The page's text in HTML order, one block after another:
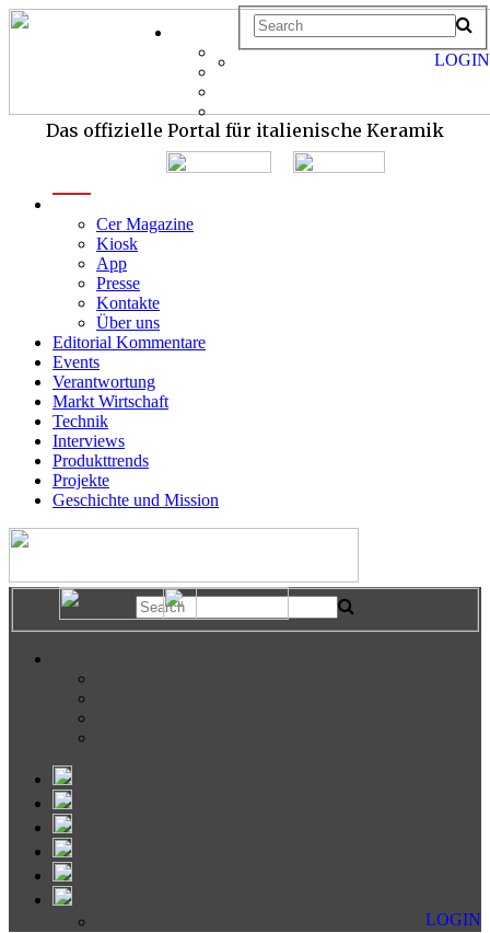
Das offizielle Portal für italienische Keramik
Cer Magazine
Kiosk
App
Presse
Kontakte
Über uns
Editorial Kommentare
Events
Verantwortung
Markt Wirtschaft
Technik
Interviews
Produkttrends
Projekte
Geschichte und Mission
LOGIN
LOGIN